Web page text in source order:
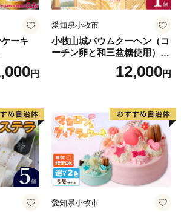
シー（個人情報保護方針）につい
法令で定められた場合を除き、第三者
いただいた個人情報は、商品の発送、
いたふるさと納税の使い道に関する報
催・出展するふるさと納税関連イベン
永平寺町のふるさと納税に関する情報
せていただき、その手段として、電
ンフレット等の資料の郵送をさせて
ます。
ーキ
円
愛知県小牧市
小牧山城バウムクーヘン（コ
ーチン卵と和三盆糖使用）
名古屋コーチン バームクー
ヘン 和三盆 小牧銘菓 バウム
12,000円
愛知県小牧市